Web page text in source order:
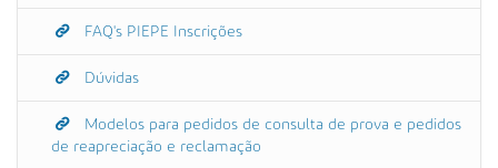
FAQ's PIEPE Inscrições
Dúvidas
Modelos para pedidos de consulta de prova e pedidos
de reapreciação e reclamação